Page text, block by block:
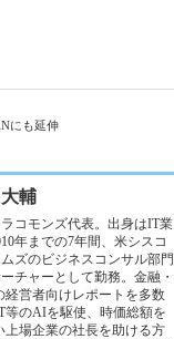
にも延伸
輔
コモンズ代表。出身はIT業
年までの7年間、米シスコ
ズのビジネスコンサル部門
チャーとして勤務。金融・
経営者向けレポートを多数
等のAIを駆使、時価総額を
上場企業の社長を助ける方